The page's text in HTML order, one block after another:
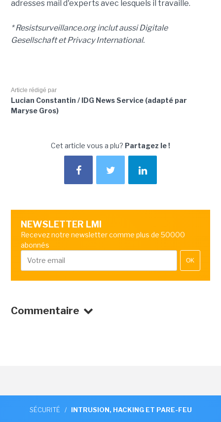
adresses mail d'experts avec lesquels il travaille.
* Resistsurveillance.org inclut aussi Digitale
Gesellschaft et Privacy International.
Article rédigé par
Lucian Constantin / IDG News Service (adapté par
Maryse Gros)
Cet article vous a plu? Partagez le !
NEWSLETTER LMI
Recevez notre newsletter comme plus de 50000
abonnés
OK
Commentaire
SÉCURITÉ / INTRUSION, HACKING ET PARE-FEU